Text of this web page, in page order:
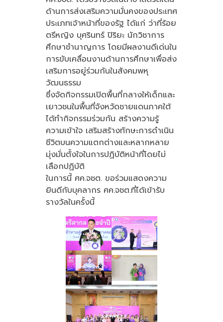
ด้านการส่งเสริมความมั่นคงของประเทศ
ประเภทเจ้าหน้าที่ของรัฐ ได้แก่ ว่าที่ร้อย
ตรีหญิง บุศรินทร์ ปิริยะ นักวิชาการ
ศึกษาชำนาญการ โดยมีผลงานดีเด่นใน
การขับเคลื่อนงานด้านการศึกษาเพื่อส่ง
เสริมการอยู่ร่วมกันในสังคมพหุ
วัฒนธรรม
ซึ่งจัดกิจกรรมเปิดพื้นที่กลางให้เด็กและ
เยาวชนในพื้นที่จังหวัดชายแดนภาคใต้
ได้ทำกิจกรรมร่วมกัน สร้างความรู้
ความเข้าใจ เสริมสร้างทักษะการดำเนิน
ชีวิตบนความแตกต่างและหลากหลาย
มุ่งมั่นตั้งใจในการปฏิบัติหน้าที่โดยไม่
เลือกปฏิบัติ
ในการนี้ ศค.จชต. ขอร่วมแสดงความ
ยินดีกับบุคลากร ศค.จชต.ที่ได้เข้ารับ
รางวัลในครั้งนี้